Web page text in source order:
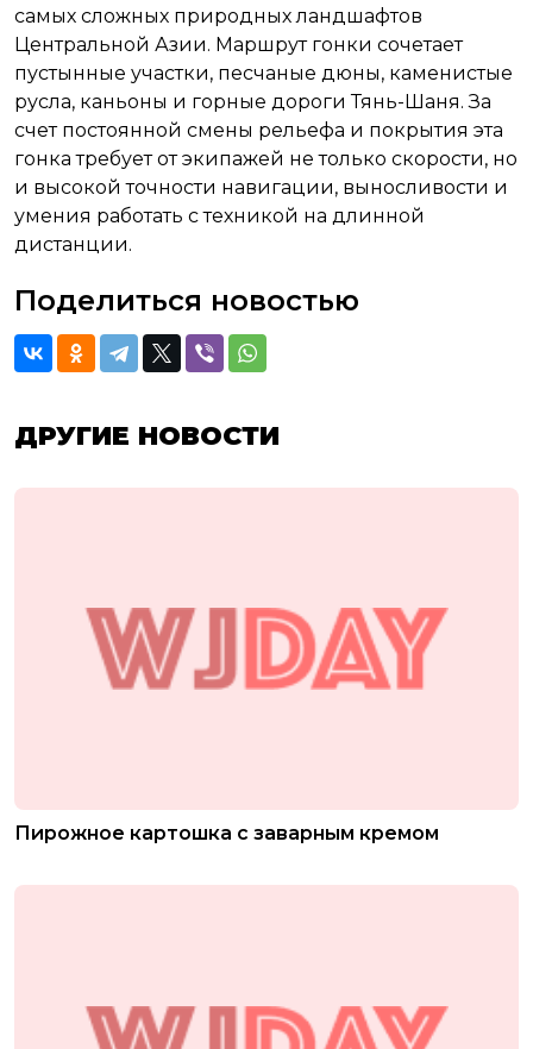
самых сложных природных ландшафтов
Центральной Азии. Маршрут гонки сочетает
пустынные участки, песчаные дюны, каменистые
русла, каньоны и горные дороги Тянь-Шаня. За
счет постоянной смены рельефа и покрытия эта
гонка требует от экипажей не только скорости, но
и высокой точности навигации, выносливости и
умения работать с техникой на длинной
дистанции.
Поделиться новостью
ДРУГИЕ НОВОСТИ
Пирожное картошка с заварным кремом